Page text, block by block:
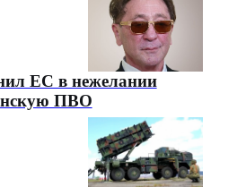
ЕС в нежелании
ПВО